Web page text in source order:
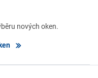
nových oken.